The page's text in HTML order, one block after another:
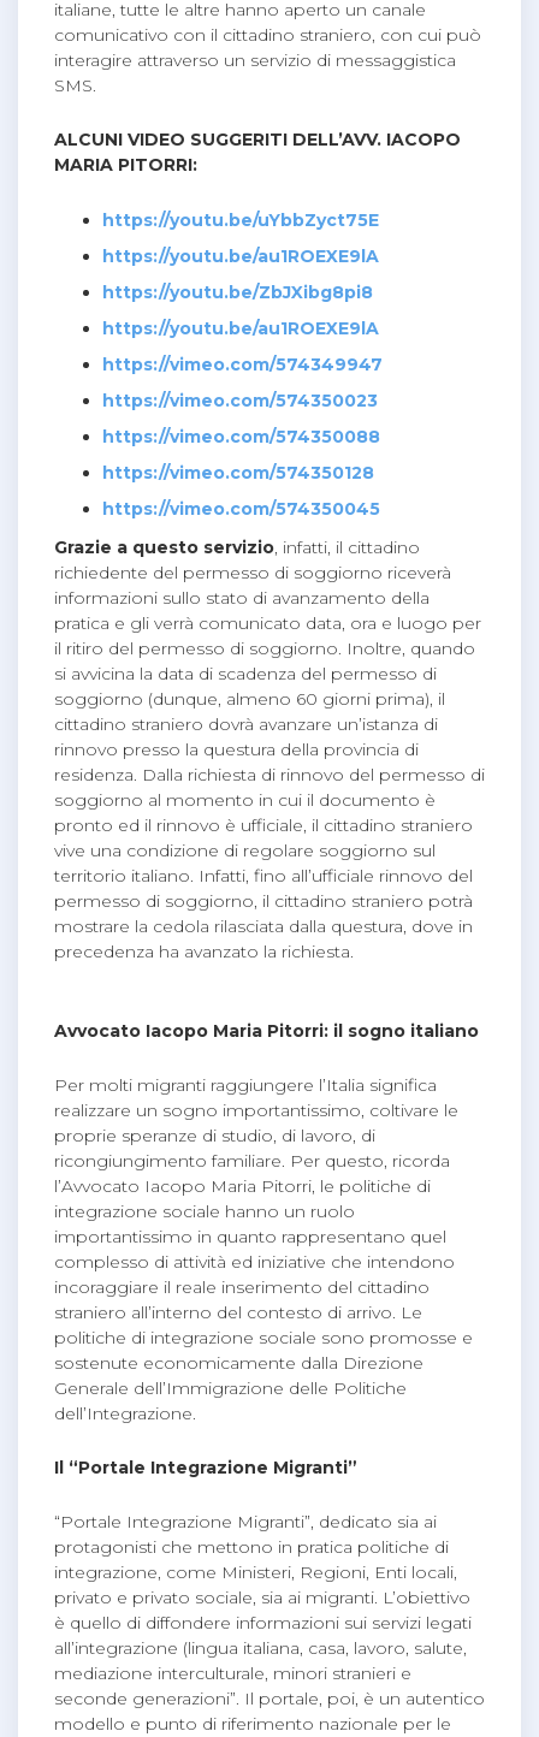
italiane, tutte le altre hanno aperto un canale
comunicativo con il cittadino straniero, con cui può
interagire attraverso un servizio di messaggistica
SMS.
ALCUNI VIDEO SUGGERITI DELL’AVV. IACOPO
MARIA PITORRI:
https://youtu.be/uYbbZyct75E
https://youtu.be/au1ROEXE9lA
https://youtu.be/ZbJXibg8pi8
https://youtu.be/au1ROEXE9lA
https://vimeo.com/574349947
https://vimeo.com/574350023
https://vimeo.com/574350088
https://vimeo.com/574350128
https://vimeo.com/574350045
Grazie a questo servizio, infatti, il cittadino
richiedente del permesso di soggiorno riceverà
informazioni sullo stato di avanzamento della
pratica e gli verrà comunicato data, ora e luogo per
il ritiro del permesso di soggiorno. Inoltre, quando
si avvicina la data di scadenza del permesso di
soggiorno (dunque, almeno 60 giorni prima), il
cittadino straniero dovrà avanzare un’istanza di
rinnovo presso la questura della provincia di
residenza. Dalla richiesta di rinnovo del permesso di
soggiorno al momento in cui il documento è
pronto ed il rinnovo è ufficiale, il cittadino straniero
vive una condizione di regolare soggiorno sul
territorio italiano. Infatti, fino all’ufficiale rinnovo del
permesso di soggiorno, il cittadino straniero potrà
mostrare la cedola rilasciata dalla questura, dove in
precedenza ha avanzato la richiesta.
Avvocato Iacopo Maria Pitorri: il sogno italiano
Per molti migranti raggiungere l’Italia significa
realizzare un sogno importantissimo, coltivare le
proprie speranze di studio, di lavoro, di
ricongiungimento familiare. Per questo, ricorda
l’Avvocato Iacopo Maria Pitorri, le politiche di
integrazione sociale hanno un ruolo
importantissimo in quanto rappresentano quel
complesso di attività ed iniziative che intendono
incoraggiare il reale inserimento del cittadino
straniero all’interno del contesto di arrivo. Le
politiche di integrazione sociale sono promosse e
sostenute economicamente dalla Direzione
Generale dell’Immigrazione delle Politiche
dell’Integrazione.
Il “Portale Integrazione Migranti”
“Portale Integrazione Migranti”, dedicato sia ai
protagonisti che mettono in pratica politiche di
integrazione, come Ministeri, Regioni, Enti locali,
privato e privato sociale, sia ai migranti. L’obiettivo
è quello di diffondere informazioni sui servizi legati
all’integrazione (lingua italiana, casa, lavoro, salute,
mediazione interculturale, minori stranieri e
seconde generazioni”. Il portale, poi, è un autentico
modello e punto di riferimento nazionale per le